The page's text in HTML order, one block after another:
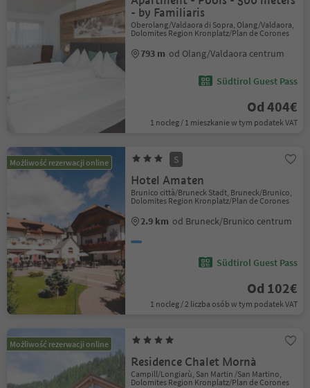
- by Familiaris
Oberolang/Valdaora di Sopra, Olang/Valdaora,
Dolomites Region Kronplatz/Plan de Corones
793 m od Olang/Valdaora centrum
Südtirol Guest Pass
Od 404€
1 nocleg / 1 mieszkanie w tym podatek VAT
Możliwość rezerwacji online S
Hotel Amaten
Brunico città/Bruneck Stadt, Bruneck/Brunico,
Dolomites Region Kronplatz/Plan de Corones
2.9 km od Bruneck/Brunico centrum
Südtirol Guest Pass
Od 102€
1 nocleg / 2 liczba osób w tym podatek VAT
Możliwość rezerwacji online
Residence Chalet Mornà
Campill/Longiarù, San Martin /San Martino,
Dolomites Region Kronplatz/Plan de Corones